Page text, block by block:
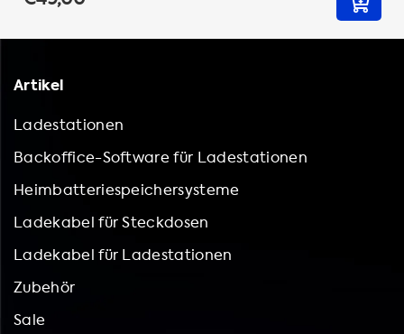
Artikel
Ladestationen
Backoffice-Software für Ladestationen
Heimbatteriespeichersysteme
Ladekabel für Steckdosen
Ladekabel für Ladestationen
Zubehör
Sale